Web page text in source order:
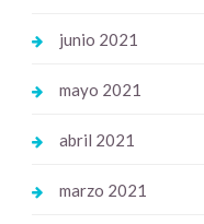
junio 2021
mayo 2021
abril 2021
marzo 2021